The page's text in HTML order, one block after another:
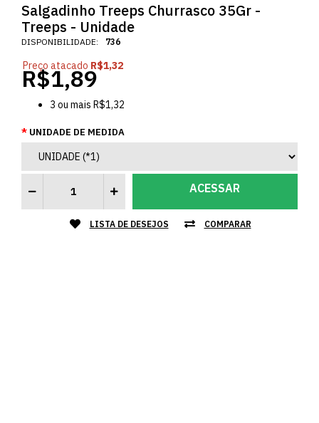
Salgadinho Treeps Churrasco 35Gr -
Treeps - Unidade
DISPONIBILIDADE: 736
Preço atacado R$1,32
R$1,89
3 ou mais R$1,32
UNIDADE DE MEDIDA
ACESSAR
LISTA DE DESEJOS COMPARAR